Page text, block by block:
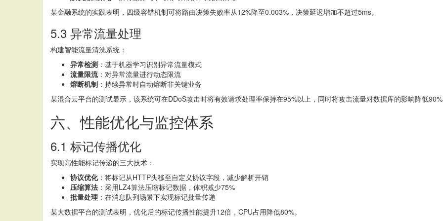
某金融系统的实践表明，四级容错机制可将路由决策失败率从12%降至0.003%，决策延迟增加不超过5ms。
5.3 异常流量处理
构建智能流量清洗系统：
异常检测 ：基于机器学习识别异常流量模式
流量限流：对异常流量进行动态限流
熔断机制 ：持续异常时自动熔断非关键业务
某混合云平台的测试显示，该系统可在DDoS攻击时将有效请求处理率保持在95%以上，同时将攻击流量对数据库的影响降低
六、性能优化与监控体系
6.1 标记传播优化
实现高性能标记传递的三大技术：
协议优化：将标记从HTTP头移至自定义协议字段，减少解析开销
压缩算法 ：采用LZ4算法压缩标记数据，体积减少75%
批量处理 ：在消息队列场景下实现标记批量传递
某大数据平台的测试表明，优化后的标记传播性能提升12倍，CPU占用降低80%。